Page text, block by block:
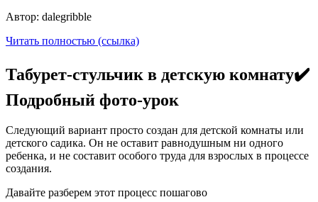
Автор: dalegribble
Читать полностью (ссылка)
Табурет-стульчик в детскую комнату✔️
Подробный фото-урок
Следующий вариант просто создан для детской комнаты или
детского садика. Он не оставит равнодушным ни одного
ребенка, и не составит особого труда для взрослых в процессе
создания.
Давайте разберем этот процесс пошагово